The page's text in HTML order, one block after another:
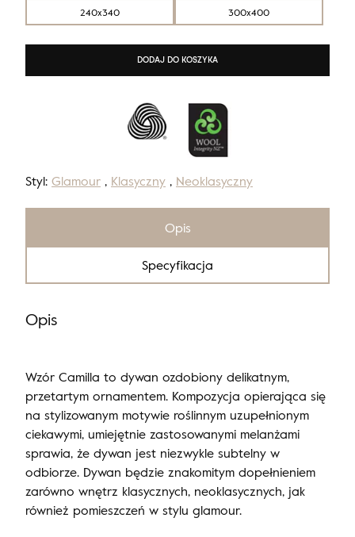
Styl: Glamour , Klasyczny , Neoklasyczny
240x340
300x400
DODAJ DO KOSZYKA
Opis
Specyfikacja
Opis
Wzór Camilla to dywan ozdobiony delikatnym,
przetartym ornamentem. Kompozycja opierająca się
na stylizowanym motywie roślinnym uzupełnionym
ciekawymi, umiejętnie zastosowanymi melanżami
sprawia, że dywan jest niezwykle subtelny w
odbiorze. Dywan będzie znakomitym dopełnieniem
zarówno wnętrz klasycznych, neoklasycznych, jak
również pomieszczeń w stylu glamour.